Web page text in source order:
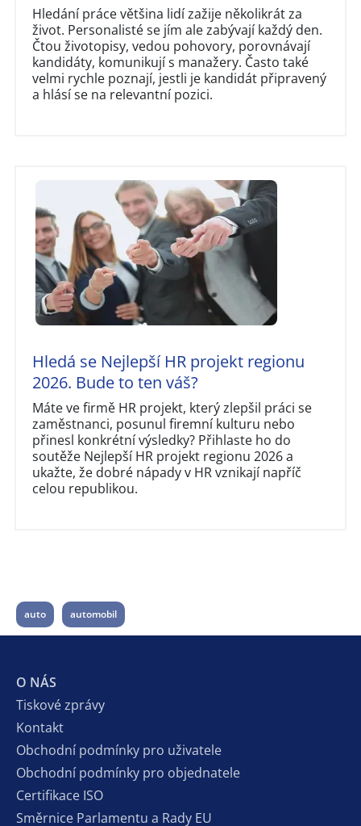
Hledání práce většina lidí zažije několikrát za
život. Personalisté se jím ale zabývají každý den.
Čtou životopisy, vedou pohovory, porovnávají
kandidáty, komunikují s manažery. Často také
velmi rychle poznají, jestli je kandidát připravený
a hlásí se na relevantní pozici.
Hledá se Nejlepší HR projekt regionu
2026. Bude to ten váš?
Máte ve firmě HR projekt, který zlepšil práci se
zaměstnanci, posunul firemní kulturu nebo
přinesl konkrétní výsledky? Přihlaste ho do
soutěže Nejlepší HR projekt regionu 2026 a
ukažte, že dobré nápady v HR vznikají napříč
celou republikou.
auto automobil
O NÁS
Tiskové zprávy
Kontakt
Obchodní podmínky pro uživatele
Obchodní podmínky pro objednatele
Certifikace ISO
Směrnice Parlamentu a Rady EU